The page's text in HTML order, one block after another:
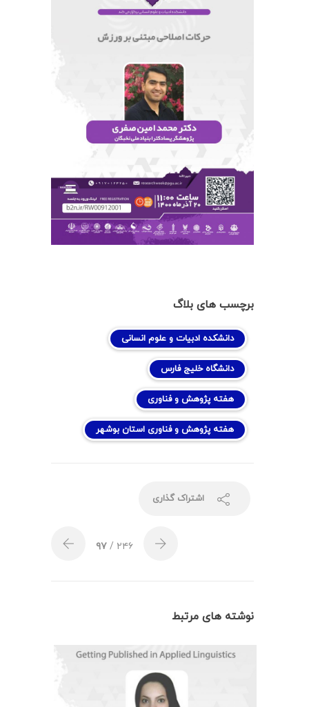
برچسب های بلاگ
دانشکده ادبیات و علوم انسانی
دانشگاه خلیج فارس
هفته پژوهش و فناوری
هفته پژوهش و فناوری استان بوشهر
اشتراک گذاری
۹۷ / ۲۴۶
نوشته های مرتبط